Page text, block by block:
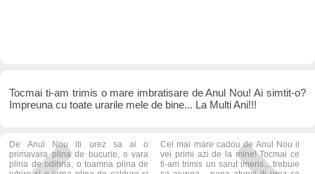
Tocmai ti-am trimis o mare imbratisare de Anul Nou! Ai simtit-o?
Impreuna cu toate urarile mele de bine... La Multi Ani!!!
De Anul Nou iti urez sa ai o
primavara plina de bucurie, o vara
plina de odihna, o toamna plina de
Cel mai mare cadou de Anul Nou il
vei primi azi de la mine! Tocmai ce
ti-am trimis un sarut imens... trebuie